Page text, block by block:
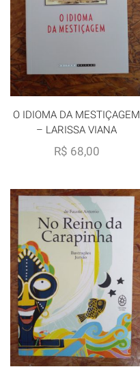
O IDIOMA DA MESTIÇAGEM
– LARISSA VIANA
R$ 68,00